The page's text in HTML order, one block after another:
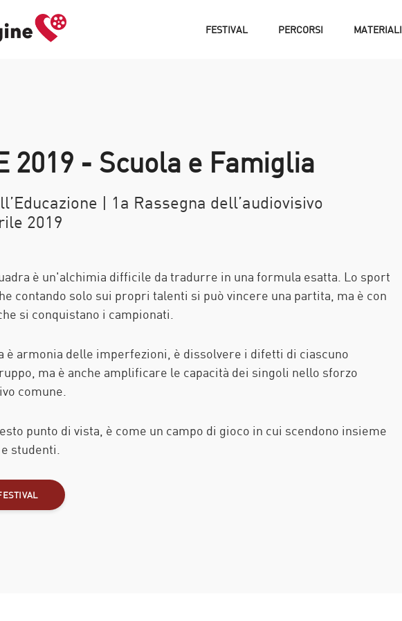
FESTIVAL PERCORSI MATERIALI
2019 - Scuola e Famiglia
| 1a Rassegna dell’audiovisivo
2019
è un'alchimia difficile da tradurre in una formula esatta. Lo sport
contando solo sui propri talenti si può vincere una partita, ma è con
si conquistano i campionati.
è armonia delle imperfezioni, è dissolvere i difetti di ciascuno
ma è anche amplificare le capacità dei singoli nello sforzo
comune.
punto di vista, è come un campo di gioco in cui scendono insieme
studenti.